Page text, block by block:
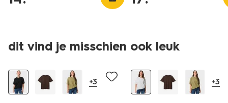
dit vind je misschien ook leuk
essential
+3
essential
+3